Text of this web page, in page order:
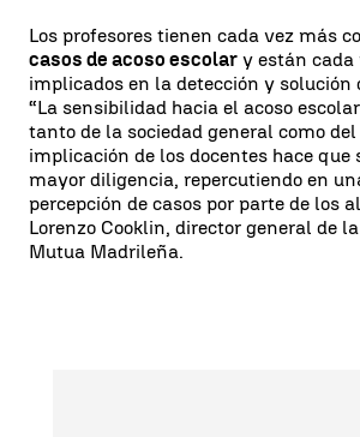
Los profesores tienen cada vez más
casos de acoso escolar y están cada
implicados en la detección y solución
“La sensibilidad hacia el acoso
tanto de la sociedad general como
implicación de los docentes hace que
mayor diligencia, repercutiendo en
percepción de casos por parte de los
Lorenzo Cooklin, director general de
Mutua Madrileña.